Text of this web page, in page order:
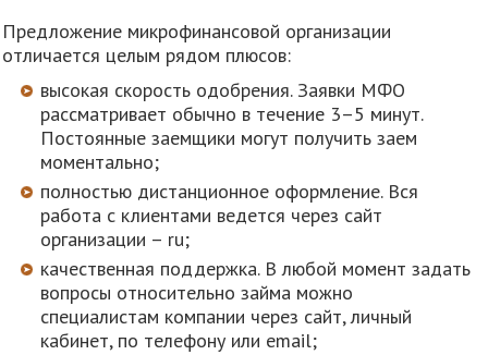
Предложение микрофинансовой организации
отличается целым рядом плюсов:
высокая скорость одобрения. Заявки МФО
рассматривает обычно в течение 3–5 минут.
Постоянные заемщики могут получить заем
моментально;
полностью дистанционное оформление. Вся
работа с клиентами ведется через сайт
организации – ru;
качественная поддержка. В любой момент задать
вопросы относительно займа можно
специалистам компании через сайт, личный
кабинет, по телефону или email;